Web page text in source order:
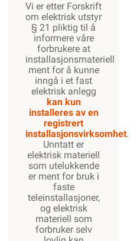
Vi er etter Forskrift
om elektrisk utstyr
§ 21 pliktig til å
informere våre
forbrukere at
installasjonsmateriell
ment for å kunne
inngå i et fast
elektrisk anlegg
kan kun
installeres av en
registrert
installasjonsvirksomhet.
Unntatt er
elektrisk materiell
som utelukkende
er ment for bruk i
faste
teleinstallasjoner,
og elektrisk
materiell som
forbruker selv